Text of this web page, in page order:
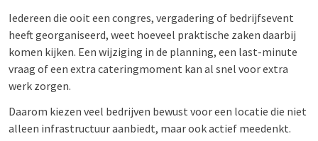
Iedereen die ooit een congres, vergadering of bedrijfsevent
heeft georganiseerd, weet hoeveel praktische zaken daarbij
komen kijken. Een wijziging in de planning, een last-minute
vraag of een extra cateringmoment kan al snel voor extra
werk zorgen.
Daarom kiezen veel bedrijven bewust voor een locatie die niet
alleen infrastructuur aanbiedt, maar ook actief meedenkt.